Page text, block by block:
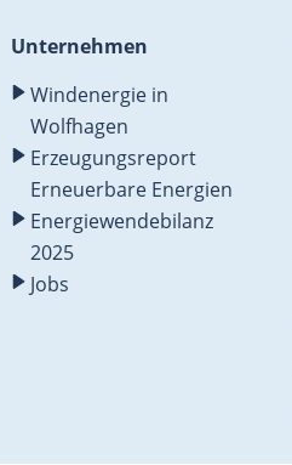
Unternehmen
Windenergie in
Wolfhagen
Erzeugungsreport
Erneuerbare Energien
Energiewendebilanz
2025
Jobs